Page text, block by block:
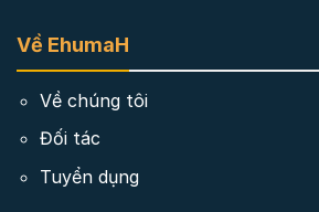
Về EhumaH
Về chúng tôi
Đối tác
Tuyển dụng